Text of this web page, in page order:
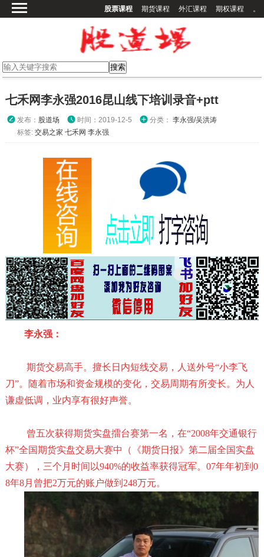
股票课程 期货课程 外汇课程 期权课程 。
期货课程
外汇课程
高校课程
七禾网李永强2016昆山线下培训录音+ptt
发布： 股道场 时间：2019-12-5 分类： 李永强/吴洪涛
标签: 交易之家 七禾网 李永强
李永强：
期货交易高手。擅长日内短线交易，人送外号“小李飞
刀”。随着市场和资金规模的变化，交易周期有所变长。为人
谦虚低调，业内享有很好声誉。
曾五次获得期货实盘擂台赛第一名，在“2008年交通银行
杯”全国期货实盘交易大赛中（《期货日报》第二届全国实盘
大赛），三个月时间以940%的收益率获得冠军。 07年年初到 0
8年8月曾把2万元的账户做到 248万元。